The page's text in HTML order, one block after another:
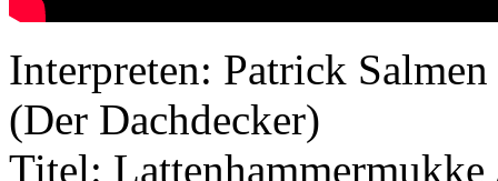
Interpreten: Patrick
(Der Dachdecker)
Titel: